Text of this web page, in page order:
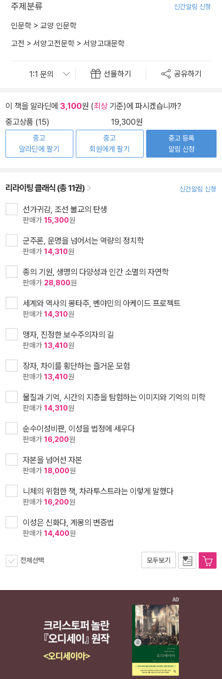
주제분류 신간알림 신청
인문학 > 교양 인문학
고전 > 서양고전문학 > 서양고대문학
선물하기 공유하기
이 책을 알라딘에 3,100원 (최상기준)에 파시겠습니까?
중고상품 (15)
19,300원
중고
알라딘에 팔기
중고
회원에게 팔기
중고 등록
알림 신청
리라이팅 클래식 (총 11권) 신간알림 신청
선가귀감, 조선 불교의 탄생
판매가 15,300원
군주론, 운명을 넘어서는 역량의 정치학
판매가 14,310원
종의 기원, 생명의 다양성과 인간 소멸의 자연학
판매가 28,800원
세계와 역사의 몽타주, 벤야민의 아케이드 프로젝트
판매가 14,310원
맹자, 진정한 보수주의자의 길
판매가 13,410원
장자, 차이를 횡단하는 즐거운 모험
판매가 13,410원
물질과 기억, 시간의 지층을 탐험하는 이미지와 기억의 미학
판매가 14,310원
순수이성비판, 이성을 법정에 세우다
판매가 16,200원
자본을 넘어선 자본
판매가 18,000원
니체의 위험한 책, 차라투스트라는 이렇게 말했다
판매가 16,200원
이성은 신화다, 계몽의 변증법
판매가 14,400원
전체선택 모두보기